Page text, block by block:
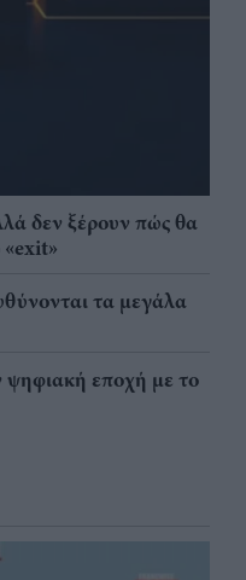
δεν ξέρουν πώς θα
τα μεγάλα
εποχή με το